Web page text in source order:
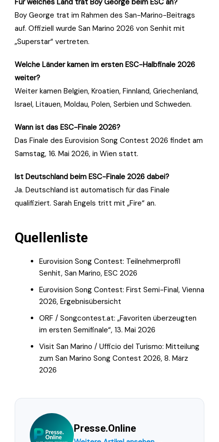
Boy George trat im Rahmen des San-Marino-Beitrags
auf. Offiziell wurde San Marino 2026 von Senhit mit
„Superstar“ vertreten.
Welche Länder kamen im ersten ESC-Halbfinale 2026
weiter?
Weiter kamen Belgien, Kroatien, Finnland, Griechenland,
Israel, Litauen, Moldau, Polen, Serbien und Schweden.
Wann ist das ESC-Finale 2026?
Das Finale des Eurovision Song Contest 2026 findet am
Samstag, 16. Mai 2026, in Wien statt.
Ist Deutschland beim ESC-Finale 2026 dabei?
Ja. Deutschland ist automatisch für das Finale
qualifiziert. Sarah Engels tritt mit „Fire“ an.
Quellenliste
Eurovision Song Contest: Teilnehmerprofil
Senhit, San Marino, ESC 2026
Eurovision Song Contest: First Semi-Final, Vienna
2026, Ergebnisübersicht
ORF / Songcontest.at: „Favoriten überzeugten
im ersten Semifinale“, 13. Mai 2026
Visit San Marino / Ufficio del Turismo: Mitteilung
zum San Marino Song Contest 2026, 8. März
2026
Presse.Online